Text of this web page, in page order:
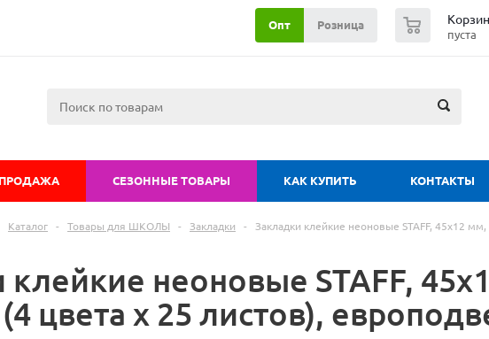
пуста
Опт Розница
СЕЗОННЫЕ ТОВАРЫ КАК КУПИТЬ КОНТАКТЫ
Каталог - Товары для ШКОЛЫ - Закладки -
Закладки клейкие неоновые STAFF, 45х12
клейкие неоновые STAFF,
цвета х 25 листов),